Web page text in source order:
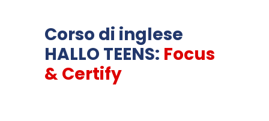
Corso di inglese
HALLO TEENS: Focus
& Certify